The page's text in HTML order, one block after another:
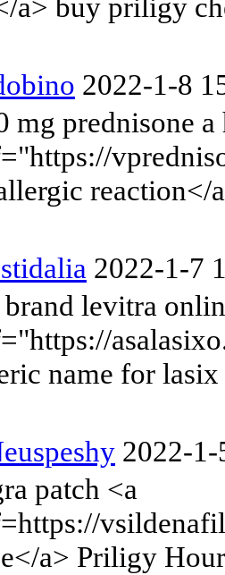
a> buy priligy
2022-1-8
mg prednisone
reaction</
2022-1-7
levitra
name for lasix
2022-
patch <a
a> Priligy